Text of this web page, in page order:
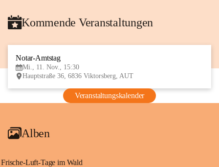
Kommende Veranstaltungen
Notar-Amtstag
Mi., 11. Nov., 15:30
Hauptstraße 36, 6836 Viktorsberg, AUT
Veranstaltungskalender
Alben
Frische-Luft-Tage im Wald